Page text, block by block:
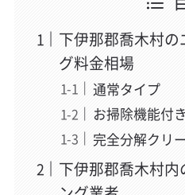
下伊那郡喬木村
グ料金相場
通常タイプ
お掃除機能付き
完全分解クリ
下伊那郡喬木村